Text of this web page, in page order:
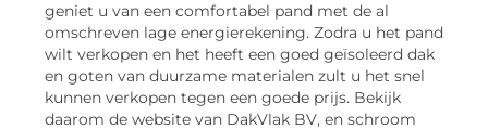
geniet u van een comfortabel pand met de al
omschreven lage energierekening. Zodra u het pand
wilt verkopen en het heeft een goed geïsoleerd dak
en goten van duurzame materialen zult u het snel
kunnen verkopen tegen een goede prijs. Bekijk
daarom de website van DakVlak BV, en schroom